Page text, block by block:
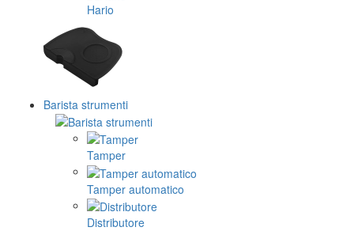
Hario
Barista strumenti
Tamper
Tamper automatico
Distributore